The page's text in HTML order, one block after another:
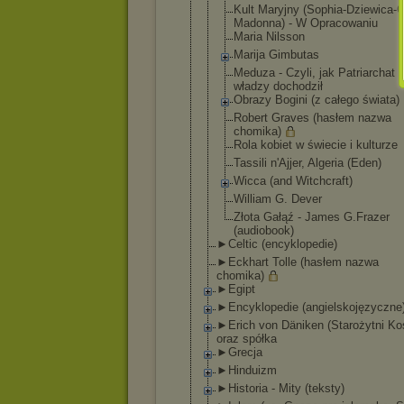
Kult Maryjny (Sophia-Dziewica-
Madonna) - W Opracowaniu
Maria Nilsson
Marija Gimbutas
Meduza - Czyli, jak Patriarchat do
władzy dochodził
Obrazy Bogini (z całego świata)
Robert Graves (hasłem nazwa
chomika)
Rola kobiet w świecie i kulturze
Tassili n'Ajjer, Algeria (Eden)
Wicca (and Witchcraft)
William G. Dever
Złota Gałąź - James G.Frazer
(audiobook)
►Celtic (encyklopedie)
►Eckhart Tolle (hasłem nazwa
chomika)
►Egipt
►Encyklopedie (angielskojęzy
►Erich von Däniken (Starożytni
oraz spółka
►Grecja
►Hinduizm
►Historia - Mity (teksty)